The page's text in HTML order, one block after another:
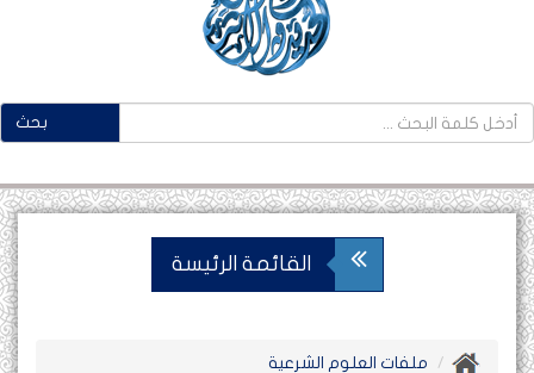
بحث
القائمة الرئيسة
ملفات العلوم الشرعية